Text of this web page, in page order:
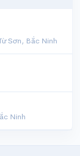
Sơn, Bắc Ninh
Ninh